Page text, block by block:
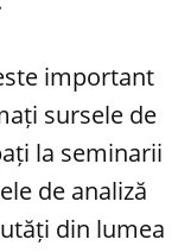
important
sursele de
la seminarii
de analiză
din lumea